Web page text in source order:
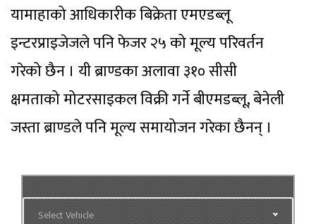
यामाहाको आधिकारीक बिक्रेता एमएडब्लू
इन्टरप्राइजेजले पनि फेजर २५ को मूल्य परिवर्तन
गरेको छैन । यी ब्राण्डका अलावा ३१० सीसी
क्षमताको मोटरसाइकल विक्री गर्ने बीएमडब्लू, बेनेली
जस्ता ब्राण्डले पनि मूल्य समायोजन गरेका छैनन् ।
Select Vehicle